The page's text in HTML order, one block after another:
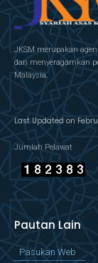
JKSM merupakan
dan menyeragamkan
Malaysia.
Last Updated on
Jumlah Pelawat
Pautan Lain
Pasukan Web